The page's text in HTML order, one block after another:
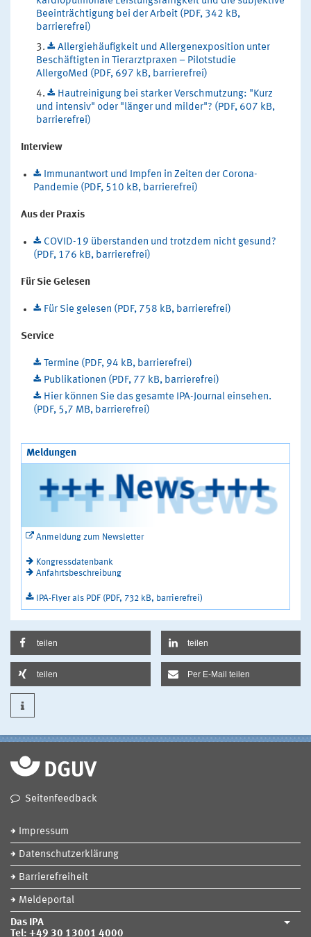
Beeinträchtigung bei der Arbeit (PDF, 342 kB,
barrierefrei)
Allergiehäufigkeit und Allergenexposition unter
Beschäftigten in Tierarztpraxen – Pilotstudie
AllergoMed (PDF, 697 kB, barrierefrei)
Hautreinigung bei starker Verschmutzung: "Kurz
und intensiv" oder "länger und milder"? (PDF, 607 kB,
barrierefrei)
Interview
Immunantwort und Impfen in Zeiten der Corona-
Pandemie (PDF, 510 kB, barrierefrei)
Aus der Praxis
COVID-19 überstanden und trotzdem nicht gesund?
(PDF, 176 kB, barrierefrei)
Für Sie Gelesen
Für Sie gelesen (PDF, 758 kB, barrierefrei)
Service
Termine (PDF, 94 kB, barrierefrei)
Publikationen (PDF, 77 kB, barrierefrei)
Hier können Sie das gesamte IPA-Journal einsehen.
(PDF, 5,7 MB, barrierefrei)
Meldungen
Anmeldung zum Newsletter
Kongressdatenbank
Anfahrtsbeschreibung
IPA-Flyer als PDF (PDF, 732 kB, barrierefrei)
teilen teilen
teilen Per E-Mail teilen
Seitenfeedback
Impressum
Datenschutzerklärung
Barrierefreiheit
Meldeportal
Das IPA
Tel: +49 30 13001 4000